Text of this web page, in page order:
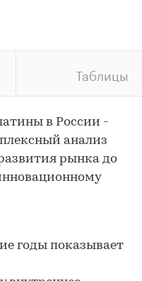
Таблицы
в России -
анализ
рынка до
годы показывает